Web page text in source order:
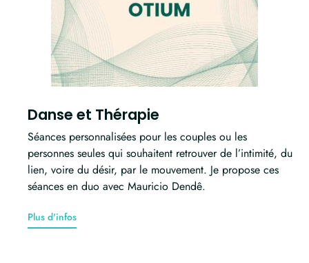
Danse et Thérapie
Séances personnalisées pour les couples ou les
personnes seules qui souhaitent retrouver de l’intimité, du
lien, voire du désir, par le mouvement. Je propose ces
séances en duo avec Mauricio Dendê.
Plus d'infos